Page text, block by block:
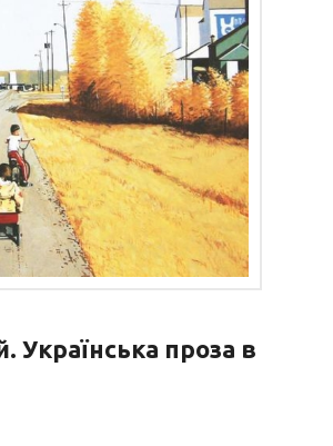
Українська проза в